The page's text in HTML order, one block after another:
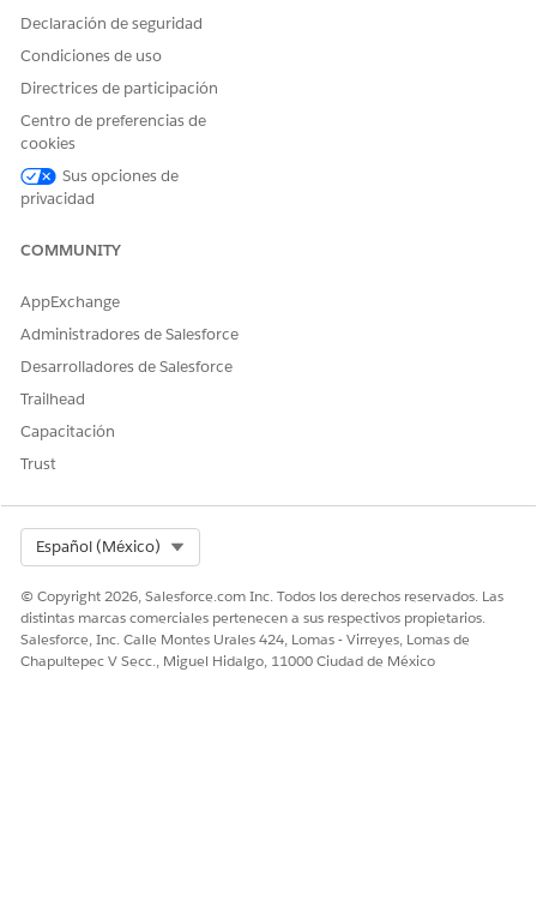
Declaración de seguridad
Condiciones de uso
Directrices de participación
Centro de preferencias de
cookies
Sus opciones de
privacidad
COMMUNITY
AppExchange
Administradores de Salesforce
Desarrolladores de Salesforce
Trailhead
Capacitación
Trust
Español (México)
© Copyright 2026, Salesforce.com Inc. Todos los derechos reservados. Las
distintas marcas comerciales pertenecen a sus respectivos propietarios.
Salesforce, Inc. Calle Montes Urales 424, Lomas - Virreyes, Lomas de
Chapultepec V Secc., Miguel Hidalgo, 11000 Ciudad de México